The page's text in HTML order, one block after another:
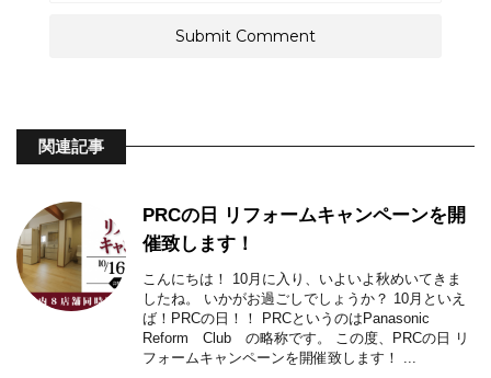
関連記事
PRCの日 リフォームキャンペーンを開
催致します！
こんにちは！ 10月に入り、いよいよ秋めいてきま
したね。 いかがお過ごしでしょうか？ 10月といえ
ば！PRCの日！！ PRCというのはPanasonic
Reform Club の略称です。 この度、PRCの日 リ
フォームキャンペーンを開催致します！ ...